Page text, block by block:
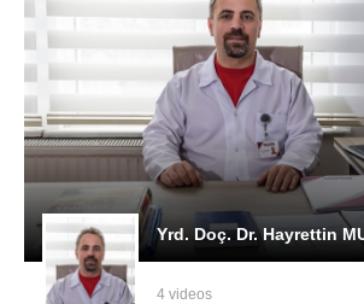
Yrd. Doç. Dr. Hayrettin
4 videos